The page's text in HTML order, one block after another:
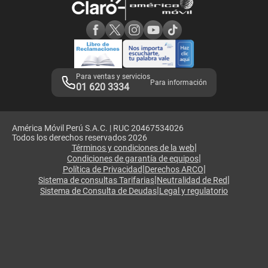
Adquirientes iPhone 6, 6S y SE
Mensaje de Seguridad
Términos y Condiciones de Tienda Claro
Libro de Reclamaciones
Legales de marketplace
Para ventas y servicios
01 620 3334 Para información
América Móvil Perú S.A.C. | RUC 20467534026
Todos los derechos reservados 2026
Términos y condiciones de la web|
Condiciones de garantía de equipos|
Política de Privacidad|Derechos ARCO|
Sistema de consultas Tarifarias|Neutralidad de Red|
Sistema de Consulta de Deudas|Legal y regulatorio